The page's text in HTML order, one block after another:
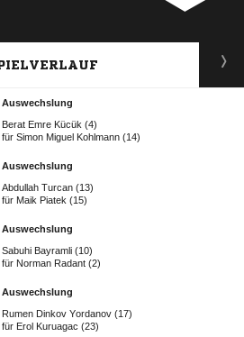
Auswechslung
   
für   
Auswechslung
  
für   
Auswechslung
  
für   
Auswechslung
   
für   